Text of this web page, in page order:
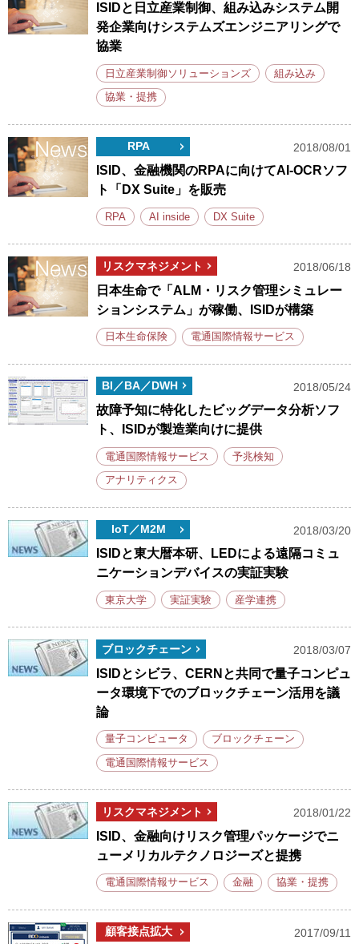
ISIDと日立産業制御、組み込みシステム開
発企業向けシステムズエンジニアリングで
協業
日立産業制御ソリューションズ 組み込み
協業・提携
RPA 2018/08/01
ISID、金融機関のRPAに向けてAI-OCRソフ
ト「DX Suite」を販売
RPA AI inside DX Suite
リスクマネジメント 2018/06/18
日本生命で「ALM・リスク管理シミュレー
ションシステム」が稼働、ISIDが構築
日本生命保険 電通国際情報サービス
BI／BA／DWH 2018/05/24
故障予知に特化したビッグデータ分析ソフ
ト、ISIDが製造業向けに提供
電通国際情報サービス 予兆検知
アナリティクス
IoT／M2M 2018/03/20
ISIDと東大暦本研、LEDによる遠隔コミュ
ニケーションデバイスの実証実験
東京大学 実証実験 産学連携
ブロックチェーン 2018/03/07
ISIDとシビラ、CERNと共同で量子コンピュ
ータ環境下でのブロックチェーン活用を議
論
量子コンピュータ ブロックチェーン
電通国際情報サービス
リスクマネジメント 2018/01/22
ISID、金融向けリスク管理パッケージでニ
ューメリカルテクノロジーズと提携
電通国際情報サービス 金融 協業・提携
顧客接点拡大 2017/09/11